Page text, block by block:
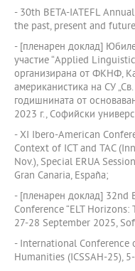
- 30th BETA-IATEFL
the past, present and
- [пленарен доклад]
участие “Applied
организирана от ФКНФ,
американистика на СУ
годишнината от
2023 г., Софийски
- XI Ibero-American
Context of ICT and TAC
Nov.), Special ERUA
Gran Canaria, España;
- [пленарен доклад] 32nd
Conference “ELT
27-28 September 2025,
- International Conference
Humanities (ICSSAH-25),